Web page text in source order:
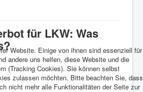
für LKW: Was
Website. Einige von ihnen sind essenziell für
andere uns helfen, diese Website und die
(Tracking Cookies). Sie können selbst
zulassen möchten. Bitte beachten Sie, dass
nicht mehr alle Funktionalitäten der Seite zur